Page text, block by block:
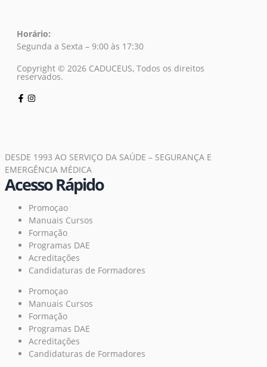
Horário:
Segunda a Sexta – 9:00 às 17:30
Copyright © 2026 CADUCEUS, Todos os direitos
reservados.
DESDE 1993 AO SERVIÇO DA SAÚDE – SEGURANÇA E
EMERGÊNCIA MÉDICA
Acesso Rápido
Promoçao
Manuais Cursos
Formação
Programas DAE
Acreditações
Candidaturas de Formadores
Promoçao
Manuais Cursos
Formação
Programas DAE
Acreditações
Candidaturas de Formadores